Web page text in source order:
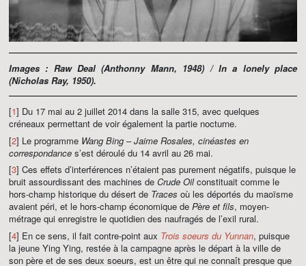
Images : Raw Deal (Anthonny Mann, 1948) / In a lonely place
(Nicholas Ray, 1950).
[1] Du 17 mai au 2 juillet 2014 dans la salle 315, avec quelques
créneaux permettant de voir également la partie nocturne.
[2] Le programme Wang Bing – Jaime Rosales, cinéastes en
correspondance s’est déroulé du 14 avril au 26 mai.
[3] Ces effets d’interférences n’étaient pas purement négatifs, puisque le
bruit assourdissant des machines de Crude Oilconstituait comme le
hors-champ historique du désert de Traces où les déportés du maoïsme
avaient péri, et le hors-champ économique de Père et fils, moyen-
métrage qui enregistre le quotidien des naufragés de l’exil rural.
[4] En ce sens, il fait contre-point aux Trois soeurs du Yunnan, puisque
la jeune Ying Ying, restée à la campagne après le départ à la ville de
son père et de ses deux soeurs, est un être qui ne connaît presque que